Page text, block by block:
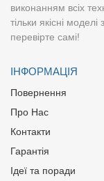
виконанням всіх
тільки якісні
перевірте самі!
ІНФОРМАЦІЯ
Повернення
Про Нас
Контакти
Гарантія
Ідеї та поради